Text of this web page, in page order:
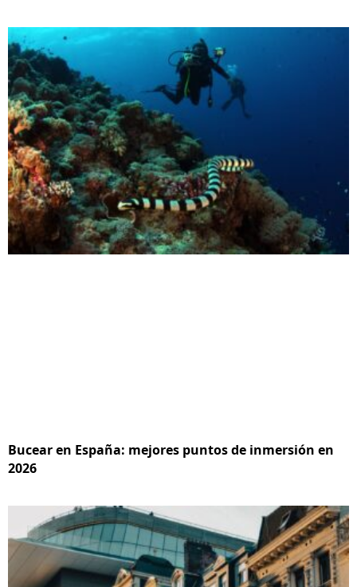
Bucear en España: mejores puntos de inmersión en
2026